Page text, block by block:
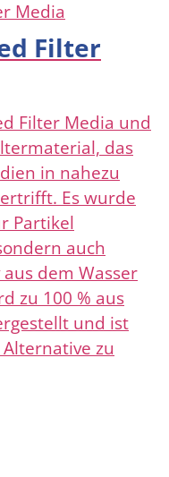
Filter
Filter Media und
das
in nahezu
Es wurde
Partikel
auch
dem Wasser
zu 100 % aus
und ist
zu